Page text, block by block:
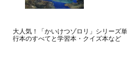
大人気！「かいけつゾロリ」シリーズ単
行本のすべてと学習本・クイズ本など